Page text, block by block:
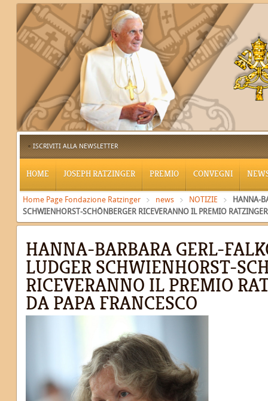
ISCRIVITI ALLA NEWSLETTER
HOME JOSEPH RATZINGER PREMIO CONVEGNI
Home Page Fondazione Ratzinger news NOTIZIE
HANNA-
SCHWIENHORST-SCHÖNBERGER RICEVERANNO IL PREMIO
HANNA-BARBARA GERL-
LUDGER SCHWIENHORST-
RICEVERANNO IL PREMIO
DA PAPA FRANCESCO